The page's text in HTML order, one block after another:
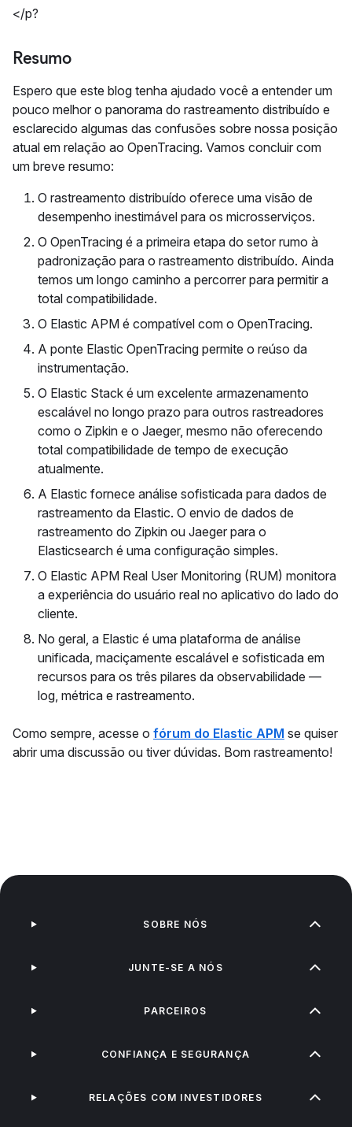
</p?
Resumo
Espero que este blog tenha ajudado você a entender um
pouco melhor o panorama do rastreamento distribuído e
esclarecido algumas das confusões sobre nossa posição
atual em relação ao OpenTracing. Vamos concluir com
um breve resumo:
O rastreamento distribuído oferece uma visão de
desempenho inestimável para os microsserviços.
O OpenTracing é a primeira etapa do setor rumo à
padronização para o rastreamento distribuído. Ainda
temos um longo caminho a percorrer para permitir a
total compatibilidade.
O Elastic APM é compatível com o OpenTracing.
A ponte Elastic OpenTracing permite o reúso da
instrumentação.
O Elastic Stack é um excelente armazenamento
escalável no longo prazo para outros rastreadores
como o Zipkin e o Jaeger, mesmo não oferecendo
total compatibilidade de tempo de execução
atualmente.
A Elastic fornece análise sofisticada para dados de
rastreamento da Elastic. O envio de dados de
rastreamento do Zipkin ou Jaeger para o
Elasticsearch é uma configuração simples.
O Elastic APM Real User Monitoring (RUM) monitora
a experiência do usuário real no aplicativo do lado do
cliente.
No geral, a Elastic é uma plataforma de análise
unificada, maciçamente escalável e sofisticada em
recursos para os três pilares da observabilidade —
log, métrica e rastreamento.
Como sempre, acesse o fórum do Elastic APM se quiser
abrir uma discussão ou tiver dúvidas. Bom rastreamento!
SOBRE NÓS
JUNTE-SE A NÓS
PARCEIROS
CONFIANÇA E SEGURANÇA
RELAÇÕES COM INVESTIDORES